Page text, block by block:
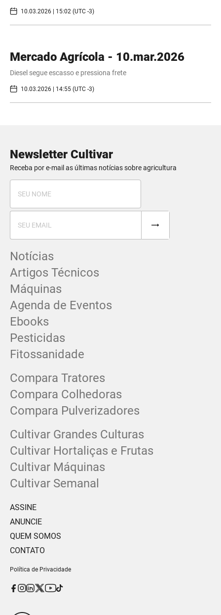
10.03.2026 | 15:02 (UTC -3)
Mercado Agrícola - 10.mar.2026
Diesel segue escasso e pressiona frete
10.03.2026 | 14:55 (UTC -3)
Newsletter Cultivar
Receba por e-mail as últimas notícias sobre agricultura
Notícias
Artigos Técnicos
Máquinas
Agenda de Eventos
Ebooks
Pesticidas
Fitossanidade
Compara Tratores
Compara Colhedoras
Compara Pulverizadores
Cultivar Grandes Culturas
Cultivar Hortaliças e Frutas
Cultivar Máquinas
Cultivar Semanal
ASSINE
ANUNCIE
QUEM SOMOS
CONTATO
Política de Privacidade